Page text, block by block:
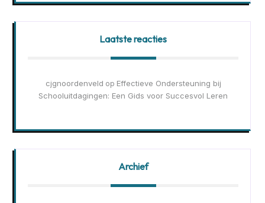
Laatste reacties
cjgnoordenveld op Effectieve Ondersteuning bij
Schooluitdagingen: Een Gids voor Succesvol Leren
Archief